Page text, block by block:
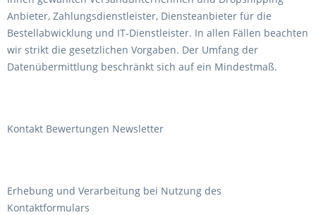
Anbieter, Zahlungsdienstleister, Diensteanbieter für die
Bestellabwicklung und IT-Dienstleister. In allen Fällen beachten
wir strikt die gesetzlichen Vorgaben. Der Umfang der
Datenübermittlung beschränkt sich auf ein Mindestmaß.
Kontakt Bewertungen Newsletter
Erhebung und Verarbeitung bei Nutzung des
Kontaktformulars